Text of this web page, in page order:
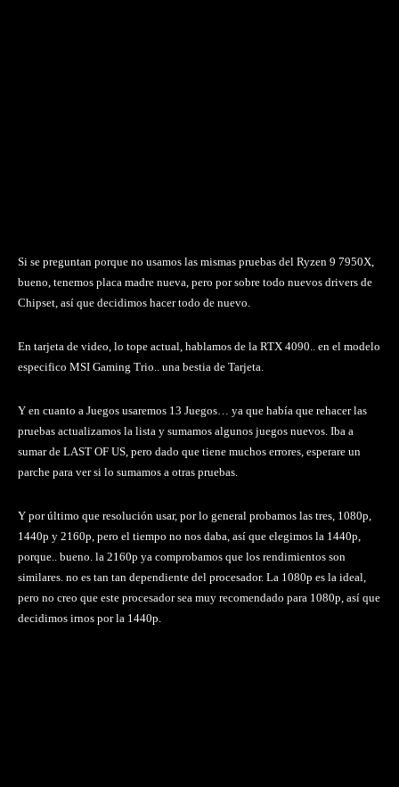
Si se preguntan porque no usamos las mismas pruebas del Ryzen 9 7950X,
bueno, tenemos placa madre nueva, pero por sobre todo nuevos drivers de
Chipset, así que decidimos hacer todo de nuevo.
En tarjeta de video, lo tope actual, hablamos de la RTX 4090.. en el modelo
especifico MSI Gaming Trio.. una bestia de Tarjeta.
Y en cuanto a Juegos usaremos 13 Juegos… ya que había que rehacer las
pruebas actualizamos la lista y sumamos algunos juegos nuevos. Iba a
sumar de LAST OF US, pero dado que tiene muchos errores, esperare un
parche para ver si lo sumamos a otras pruebas.
Y por último que resolución usar, por lo general probamos las tres, 1080p,
1440p y 2160p, pero el tiempo no nos daba, así que elegimos la 1440p,
porque.. bueno. la 2160p ya comprobamos que los rendimientos son
similares. no es tan tan dependiente del procesador. La 1080p es la ideal,
pero no creo que este procesador sea muy recomendado para 1080p, así que
decidimos irnos por la 1440p.